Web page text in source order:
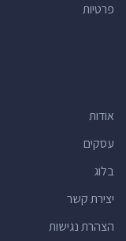
פרטיות
אודות
עסקים
בלוג
יצירת קשר
הצהרת נגישות